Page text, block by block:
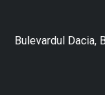
Bulevardul Dacia,